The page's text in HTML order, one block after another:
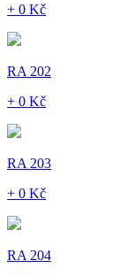
+ 0 Kč
RA 202
+ 0 Kč
RA 203
+ 0 Kč
RA 204